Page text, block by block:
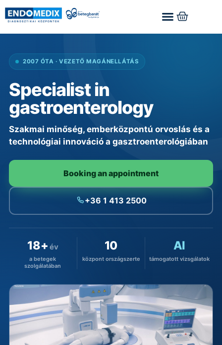
2007 ÓTA · VEZETŐ MAGÁNELLÁTÁS
Specialist in
gastroenterology
Szakmai minőség, emberközpontú orvoslás és a
technológiai innováció a gasztroenterológiában
Booking an appointment
+36 1 413 2500
18+ év
a betegek
szolgálatában
10
központ országszerte
AI
támogatott vizsgálatok